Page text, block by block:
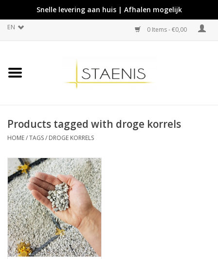
Snelle levering aan huis | Afhalen mogelijk
EN 0 Items - €0,00
Products tagged with droge korrels
HOME/TAGS/ DROGE KORRELS